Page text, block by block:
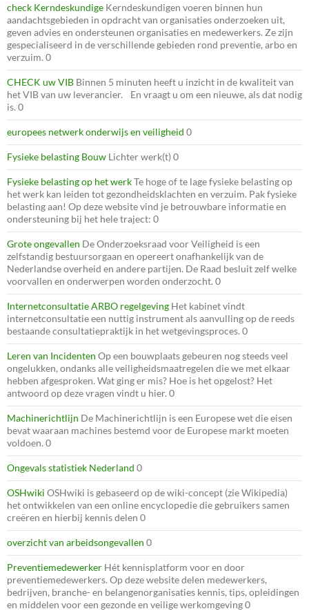
check Kerndeskundige Kerndeskundigen voeren binnen hun
aandachtsgebieden in opdracht van organisaties onderzoeken uit,
geven advies en ondersteunen organisaties en medewerkers. Ze zijn
gespecialiseerd in de verschillende gebieden rond preventie, arbo en
verzuim. 0
CHECK uw VIB Binnen 5 minuten heeft u inzicht in de kwaliteit van
het VIB van uw leverancier. En vraagt u om een nieuwe, als dat nodig
is. 0
europees netwerk onderwijs en veiligheid 0
Fysieke belasting Bouw Lichter werk(t) 0
Fysieke belasting op het werkTe hoge of te lage fysieke belasting op
het werk kan leiden tot gezondheidsklachten en verzuim. Pak fysieke
belasting aan! Op deze website vind je betrouwbare informatie en
ondersteuning bij het hele traject: 0
Grote ongevallen De Onderzoeksraad voor Veiligheid is een
zelfstandig bestuursorgaan en opereert onafhankelijk van de
Nederlandse overheid en andere partijen. De Raad besluit zelf welke
voorvallen en onderwerpen worden onderzocht. 0
Internetconsultatie ARBO regelgeving Het kabinet vindt
internetconsultatie een nuttig instrument als aanvulling op de reeds
bestaande consultatiepraktijk in het wetgevingsproces. 0
Leren van Incidenten Op een bouwplaats gebeuren nog steeds veel
ongelukken, ondanks alle veiligheidsmaatregelen die we met elkaar
hebben afgesproken. Wat ging er mis? Hoe is het opgelost? Het
antwoord op deze vragen vindt u hier. 0
Machinerichtlijn De Machinerichtlijn is een Europese wet die eisen
bevat waaraan machines bestemd voor de Europese markt moeten
voldoen. 0
Ongevals statistiek Nederland 0
OSHwiki OSHwiki is gebaseerd op de wiki-concept (zie Wikipedia)
het ontwikkelen van een online encyclopedie die gebruikers samen
creëren en hierbij kennis delen 0
overzicht van arbeidsongevallen 0
Preventiemedewerker Hét kennisplatform voor en door
preventiemedewerkers. Op deze website delen medewerkers,
bedrijven, branche- en belangenorganisaties kennis, tips, opleidingen
en middelen voor een gezonde en veilige werkomgeving 0